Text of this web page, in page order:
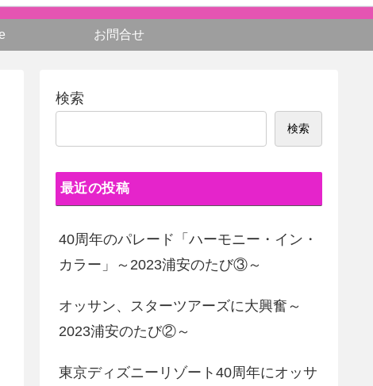
お問合せ
検索
検索
最近の投稿
40周年のパレード「ハーモニー・イン・
カラー」～2023浦安のたび③～
オッサン、スターツアーズに大興奮～
2023浦安のたび②～
東京ディズニーリゾート40周年にオッサ